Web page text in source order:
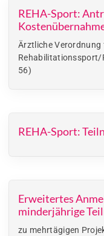
REHA-Sport:
Ärztliche Verordnung
56)
REHA-Sport:
Erweitertes
minderjährige
zu mehrtägigen